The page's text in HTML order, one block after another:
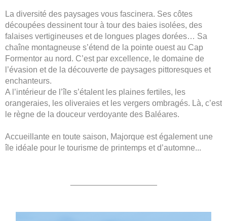
La diversité des paysages vous fascinera. Ses côtes
découpées dessinent tour à tour des baies isolées, des
falaises vertigineuses et de longues plages dorées… Sa
chaîne montagneuse s’étend de la pointe ouest au Cap
Formentor au nord. C’est par excellence, le domaine de
l’évasion et de la découverte de paysages pittoresques et
enchanteurs.
A l’intérieur de l’île s’étalent les plaines fertiles, les
orangeraies, les oliveraies et les vergers ombragés. Là, c’est
le règne de la douceur verdoyante des Baléares.
Accueillante en toute saison, Majorque est également une
île idéale pour le tourisme de printemps et d’automne...